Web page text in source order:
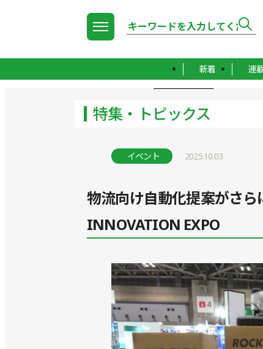
新着 連
特集・トピックス
イベント 2025.10.03
物流向け自動化提案がさ
INNOVATION EXPO